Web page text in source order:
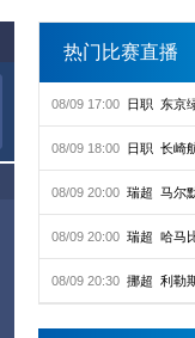
热门比赛直播
08/09 17:00 日职 东京
08/09 18:00 日职 长崎
08/09 20:00 瑞超 马尔
08/09 20:00 瑞超 哈马
08/09 20:30 挪超 利勒